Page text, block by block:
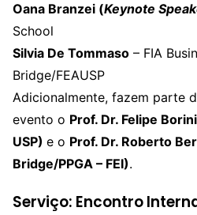
Oana Branzei (Keynote
School
Silvia De Tommaso – FIA
Bridge/FEAUSP
Adicionalmente, fazem parte
evento o Prof. Dr. Felipe
USP) e o Prof. Dr. Roberto
Bridge/PPGA – FEI).
Serviço: Encontro